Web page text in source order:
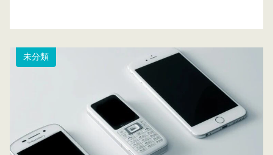
未分類